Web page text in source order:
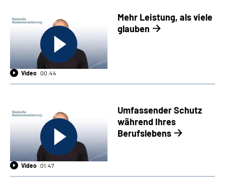
Inhalte in Gebärdensprache (DGS)
Leichte Sprache
Mehr Leistung, als viele
glauben
Video 00:44
Umfassender Schutz
während Ihres
Berufslebens
Video 01:47